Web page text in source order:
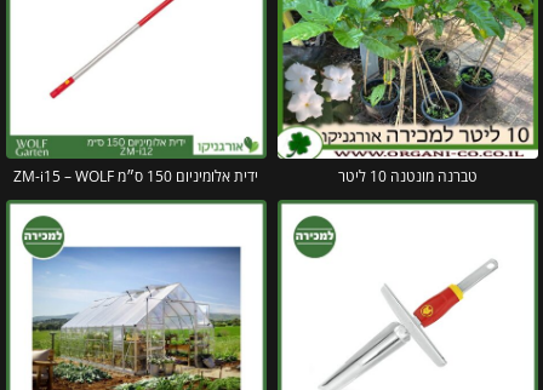
טברנה מונטנה 10 ליטר ידית אלומיניום 150 ס״מ ZM-i15 – WOLF